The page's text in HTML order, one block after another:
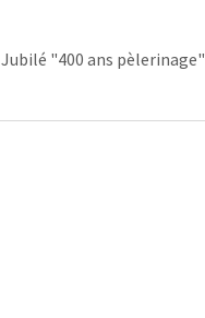
Jubilé "400 ans pèlerinage"